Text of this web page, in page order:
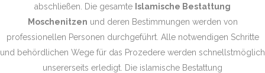
abschließen. Die gesamte Islamische Bestattung
Moschenitzen und deren Bestimmungen werden von
professionellen Personen durchgeführt. Alle notwendigen Schritte
und behördlichen Wege für das Prozedere werden schnellstmöglich
unsererseits erledigt. Die islamische Bestattung